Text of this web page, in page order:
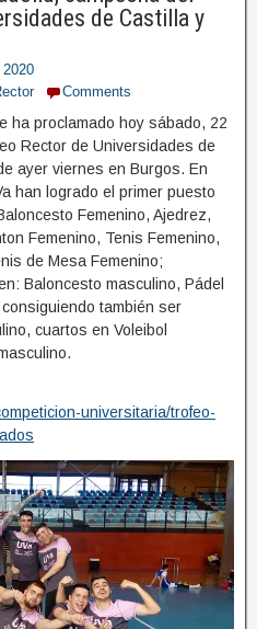
de Castilla y
2020
Comments
ha proclamado hoy sábado, 22
Rector de Universidades de
ayer viernes en Burgos. En
han logrado el primer puesto
Femenino, Ajedrez,
Femenino, Tenis Femenino,
de Mesa Femenino;
Baloncesto masculino, Pádel
también ser
cuartos en Voleibol
universitaria/trofeo-